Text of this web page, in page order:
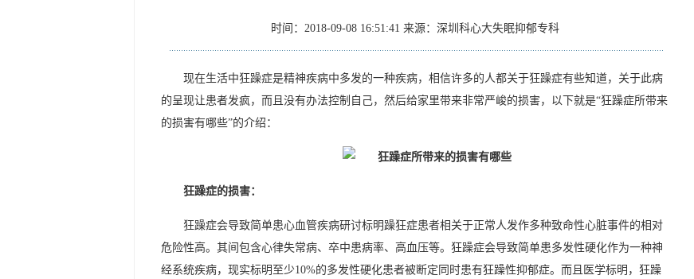
时间：2018-09-08 16:51:41 来源：深圳科心大失眠抑郁专科
现在生活中狂躁症是精神疾病中多发的一种疾病，相信许多的人都关于狂躁症有些知道，关于此病
的呈现让患者发疯，而且没有办法控制自己，然后给家里带来非常严峻的损害，以下就是“狂躁症所带来
的损害有哪些”的介绍：
狂躁症的损害：
狂躁症会导致简单患心血管疾病研讨标明躁狂症患者相关于正常人发作多种致命性心脏事件的相对
危险性高。其间包含心律失常病、卒中患病率、高血压等。狂躁症会导致简单患多发性硬化作为一种神
经系统疾病，现实标明至少10%的多发性硬化患者被断定同时患有狂躁性抑郁症。而且医学标明，狂躁